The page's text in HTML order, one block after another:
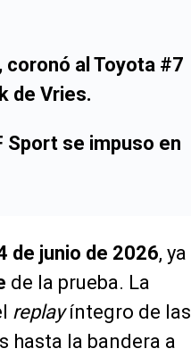
, coronó al Toyota #7
de Vries.
Sport se impuso en
de junio de 2026, ya
de la prueba. La
replayíntegro de las
hasta la bandera a